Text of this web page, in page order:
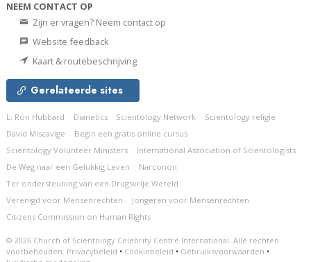
NEEM CONTACT OP
Zijn er vragen? Neem contact op
Website feedback
Kaart & routebeschrijving
Gerelateerde sites
L. Ron Hubbard Dianetics Scientology Network
Scientology religie
David Miscavige
Begin een gratis online cursus
Scientology Volunteer Ministers
International Association of Scientologists
De Weg naar een Gelukkig Leven
Narconon
Ter ondersteuning van een Drugsvrije Wereld
Verenigd voor Mensenrechten
Jongeren voor Mensenrechten
Citizens Commission on Human Rights
© 2026 Church of Scientology Celebrity Centre International. Alle rechten
voorbehouden. Privacybeleid • Cookiebeleid • Gebruiksvoorwaarden •